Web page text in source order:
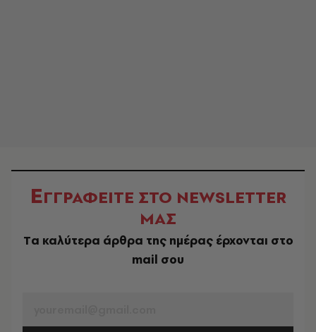
ΕΓΓΡΑΦΕΙΤΕ ΣΤΟ NEWSLETTER
ΜΑΣ
Tα καλύτερα άρθρα της ημέρας έρχονται στο
mail σου